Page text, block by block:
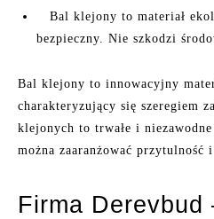
Bal klejony to materiał
bezpieczny. Nie szkodzi
Bal klejony to innowacyjny
charakteryzujący się szeregiem
klejonych to trwałe i
można zaaranżować przytulność
Firma Derevbud